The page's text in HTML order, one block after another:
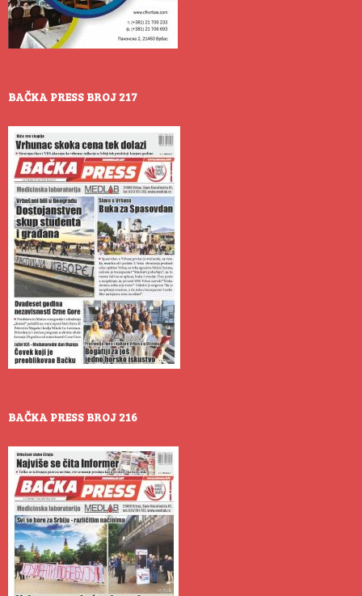
BAČKA PRESS BROJ 217
BAČKA PRESS BROJ 216